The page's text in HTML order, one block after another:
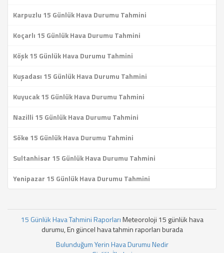
Karpuzlu 15 Günlük Hava Durumu Tahmini
Koçarlı 15 Günlük Hava Durumu Tahmini
Köşk 15 Günlük Hava Durumu Tahmini
Kuşadası 15 Günlük Hava Durumu Tahmini
Kuyucak 15 Günlük Hava Durumu Tahmini
Nazilli 15 Günlük Hava Durumu Tahmini
Söke 15 Günlük Hava Durumu Tahmini
Sultanhisar 15 Günlük Hava Durumu Tahmini
Yenipazar 15 Günlük Hava Durumu Tahmini
15 Günlük Hava Tahmini RaporlarıMeteoroloji 15 günlük hava
durumu, En güncel hava tahmin raporları burada
Bulunduğum Yerin Hava Durumu Nedir